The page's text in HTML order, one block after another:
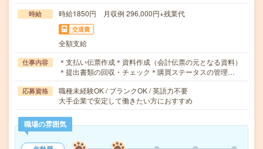
時給 時給1850円 月収例 296,000円+残業代
交通費
全額支給
仕事内容
＊支払い伝票作成＊資料作成（会計伝票の元となる資料）
＊提出書類の回収・チェック＊購買ステータスの管理…
応募資格
職種未経験OK / ブランクOK / 英語力不要
大手企業で安定して働きたい方におすすめ
職場の雰囲気